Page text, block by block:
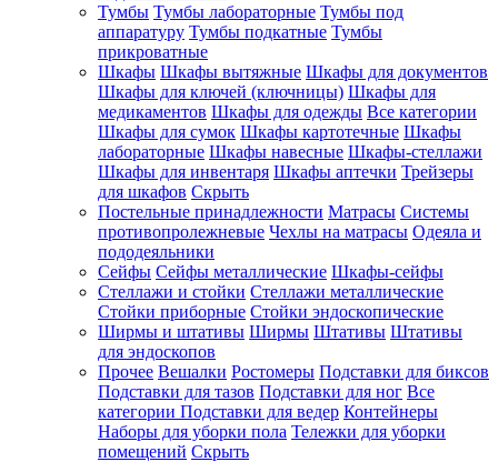
Тумбы Тумбы лабораторные Тумбы под
аппаратуру Тумбы подкатные Тумбы
прикроватные
Шкафы Шкафы вытяжные Шкафы для документов
Шкафы для ключей (ключницы) Шкафы для
медикаментов Шкафы для одежды Все категории
Шкафы для сумок Шкафы картотечные Шкафы
лабораторные Шкафы навесные Шкафы-стеллажи
Шкафы для инвентаря Шкафы аптечки Трейзеры
для шкафов Скрыть
Постельные принадлежности Матрасы Системы
противопролежневые Чехлы на матрасы Одеяла и
пододеяльники
Сейфы Сейфы металлические Шкафы-сейфы
Стеллажи и стойки Стеллажи металлические
Стойки приборные Стойки эндоскопические
Ширмы и штативы Ширмы Штативы Штативы
для эндоскопов
Прочее Вешалки Ростомеры Подставки для биксов
Подставки для тазов Подставки для ног Все
категории Подставки для ведер Контейнеры
Наборы для уборки пола Тележки для уборки
помещений Скрыть